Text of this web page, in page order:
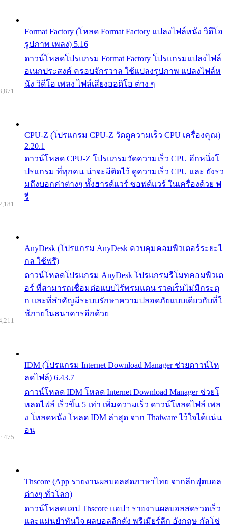
Format Factory (โหลด Format Factory แปลงไฟล์หนัง วิดีโอ
รูปภาพ เพลง) 5.16
ดาวน์โหลดโปรแกรม Format Factory โปรแกรมแปลงไฟล์
อเนกประสงค์ ครอบจักรวาล ใช้แปลงรูปภาพ แปลงไฟล์ห
นัง วิดีโอ เพลง ไฟล์เสียงออดิโอ ต่าง ๆ
CPU-Z (โปรแกรม CPU-Z วัดดูความเร็ว CPU เครื่องคุณ)
2.20.1
ดาวน์โหลด CPU-Z โปรแกรมวัดความเร็ว CPU อีกหนึ่งโ
ปรแกรม ที่ทุกคน น่าจะมีติดไว้ ดูความเร็ว CPU และ ยังรว
มถึงบอกค่าต่างๆ ทั้งฮารด์แวร์ ซอฟต์แวร์ ในเครื่องด้วย ฟ
รี
AnyDesk (โปรแกรม AnyDesk ควบคุมคอมพิวเตอร์ระยะไ
กล ใช้ฟรี)
ดาวน์โหลดโปรแกรม AnyDesk โปรแกรมรีโมทคอมพิวเต
อร์ ที่สามารถเชื่อมต่อแบบไร้พรมแดน รวดเร็มไม่มีกระตุ
ก และที่สำคัญมีระบบรักษาความปลอดภัยแบบเดียวกับที่ใ
ช้ภายในธนาคารอีกด้วย
IDM (โปรแกรม Internet Download Manager ช่วยดาวน์โห
ลดไฟล์) 6.43.7
ดาวน์โหลด IDM โหลด Internet Download Manager ช่วยโ
หลดไฟล์ เร็วขึ้น 5 เท่า เพิ่มความเร็ว ดาวน์โหลดไฟล์ เพล
ง โหลดหนัง โหลด IDM ล่าสุด จาก Thaiware ไว้ใจได้แน่น
อน
Thscore (App รายงานผลบอลสดภาษาไทย จากลีกฟุตบอล
ต่างๆ ทั่วโลก)
ดาวน์โหลดแอป Thscore แอปฯ รายงานผลบอลสดรวดเร็ว
และแม่นยำทันใจ ผลบอลลีกดัง พรีเมียร์ลีก อังกฤษ กัลโช่
475